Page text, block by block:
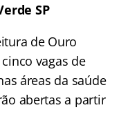
SP
de Ouro
vagas de
áreas da saúde
abertas a partir